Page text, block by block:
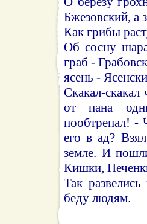
Бжезовский, а
Как грибы
Об сосну
граб -
ясень -
Скакал-
от пана
пообтрепал! -
его в ад?
земле. И
Кишки,
Так
беду людям.